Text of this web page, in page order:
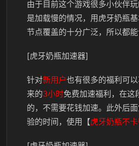
由于目前这个游戏很多小伙伴
是加载慢的情况，用虎牙奶瓶
节点覆盖的十分广泛，所以都
[虎牙奶瓶加速器]
针对新用户也有很多的福利可
来的3小时免费加速福利，在这
的，不需要花钱加速。此外后
验的时间，使用【虎牙奶瓶不